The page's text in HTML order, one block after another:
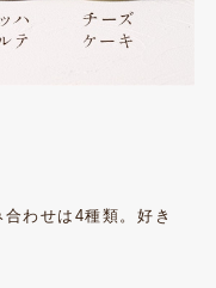
わせは4種類。好 き